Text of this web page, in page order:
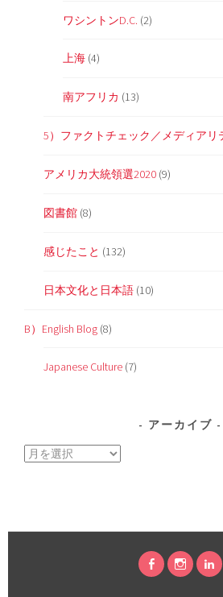
ワシントンD.C. (2)
上海 (4)
南アフリカ (13)
5）ファクトチェック／メディアリ
アメリカ大統領選2020 (9)
図書館 (8)
感じたこと (132)
日本文化と日本語 (10)
B）English Blog (8)
Japanese Culture (7)
アーカイブ
ア
ブ